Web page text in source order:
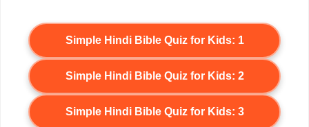
Simple Hindi Bible Quiz for Kids: 1
Simple Hindi Bible Quiz for Kids: 2
Simple Hindi Bible Quiz for Kids: 3